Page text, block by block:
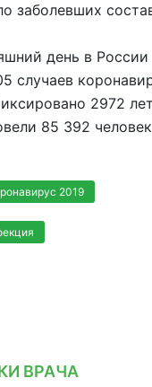
заболевших
день в России
случаев
2972
85 392
2019
ВРАЧА